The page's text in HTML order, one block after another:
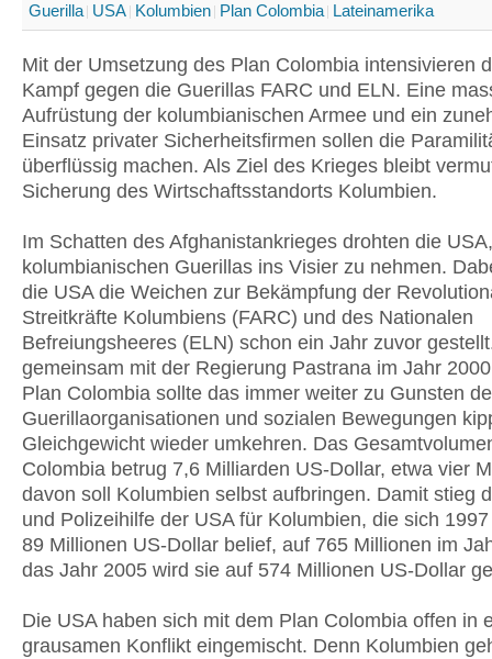
Guerilla USA Kolumbien Plan Colombia Lateinamerika
Mit der Umsetzung des Plan Colombia intensivieren
Kampf gegen die Guerillas FARC und ELN. Eine
Aufrüstung der kolumbianischen Armee und ein
Einsatz privater Sicherheitsfirmen sollen die
überflüssig machen. Als Ziel des Krieges bleibt
Sicherung des Wirtschaftsstandorts Kolumbien.
Im Schatten des Afghanistankrieges drohten die
kolumbianischen Guerillas ins Visier zu nehmen.
die USA die Weichen zur Bekämpfung der
Streitkräfte Kolumbiens (FARC) und des Nationalen
Befreiungsheeres (ELN) schon ein Jahr zuvor
gemeinsam mit der Regierung Pastrana im Jahr
Plan Colombia sollte das immer weiter zu Gunsten
Guerillaorganisationen und sozialen Bewegungen
Gleichgewicht wieder umkehren. Das
Colombia betrug 7,6 Milliarden US-Dollar, etwa vier
davon soll Kolumbien selbst aufbringen. Damit stieg
und Polizeihilfe der USA für Kolumbien, die sich
89 Millionen US-Dollar belief, auf 765 Millionen im
das Jahr 2005 wird sie auf 574 Millionen US-Dollar
Die USA haben sich mit dem Plan Colombia offen in
grausamen Konflikt eingemischt. Denn Kolumbien